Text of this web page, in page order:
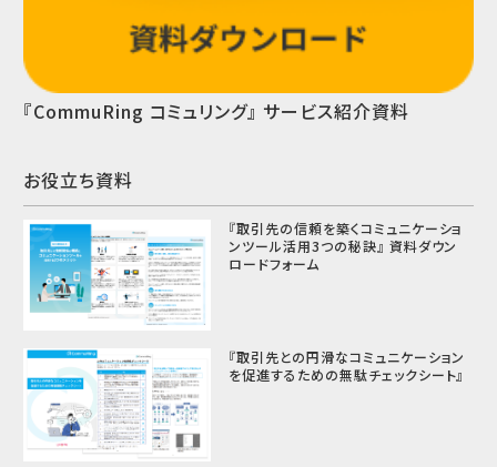
『CommuRing コミュリング』 サービス紹介資料
お役立ち資料
『取引先の信頼を築くコミュニケーショ
ンツール活用3つの秘訣』 資料ダウン
ロードフォーム
『取引先との円滑なコミュニケーション
を促進するための無駄チェックシート』